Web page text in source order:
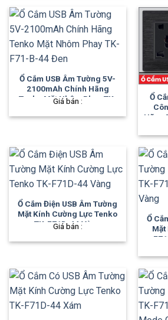
300,000₫.
Ổ Cắm USB Âm Tường 5V-
2100mAh Chính Hãng
Tenko Mặt Nhôm Phay TK-
Giá bán :
Ổ
Hãng
Ổ Cắm Điện USB Âm Tường
Mặt Kính Cường Lực Tenko
TK-F71D-44 Vàng
Giá bán :
Ổ
Mặt